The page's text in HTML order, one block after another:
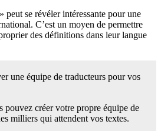
» peut se révéler intéressante pour une
C’est un moyen de permettre
des définitions dans leur langue
une équipe de traducteurs pour vos
pouvez créer votre propre équipe de
milliers qui attendent vos textes.